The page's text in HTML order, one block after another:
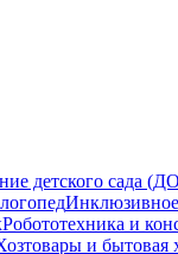
детского сада
Робототехника и
и бытовая